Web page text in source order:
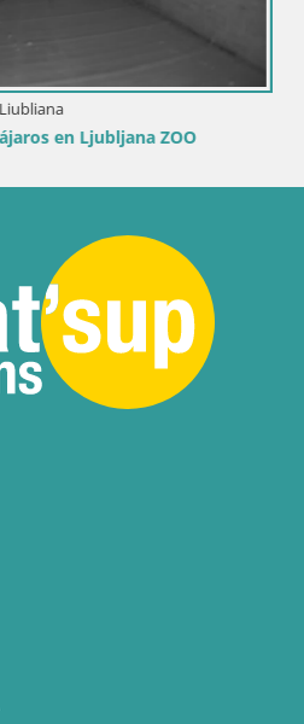
/ Liubliana
Comederos para pájaros en ZOO